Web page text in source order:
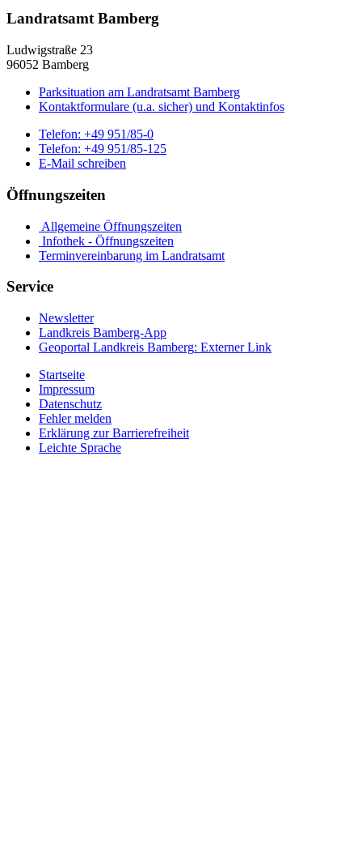
Landratsamt Bamberg
Ludwigstraße 23
96052 Bamberg
Parksituation am Landratsamt Bamberg
Kontaktformulare (u.a. sicher) und Kontaktinfos
Telefon: +49 951/85-0
Telefon: +49 951/85-125
E-Mail schreiben
Öffnungszeiten
Allgemeine Öffnungszeiten
Infothek - Öffnungszeiten
Terminvereinbarung im Landratsamt
Service
Newsletter
Landkreis Bamberg-App
Geoportal Landkreis Bamberg: Externer Link
Startseite
Impressum
Datenschutz
Fehler melden
Erklärung zur Barrierefreiheit
Leichte Sprache